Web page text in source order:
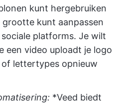
kunt hergebruiken
kunt aanpassen
platforms. Je wilt
een video uploadt je logo
lettertypes opnieuw
*Veed biedt